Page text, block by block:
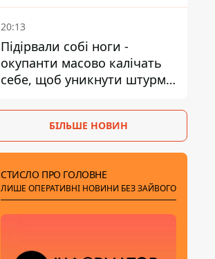
20:13
Підірвали собі ноги -
окупанти масово калічать
себе, щоб уникнути штурмів
БІЛЬШЕ НОВИН
СТИСЛО ПРО ГОЛОВНЕ
ЛИШЕ ОПЕРАТИВНІ НОВИНИ БЕЗ ЗАЙВОГО